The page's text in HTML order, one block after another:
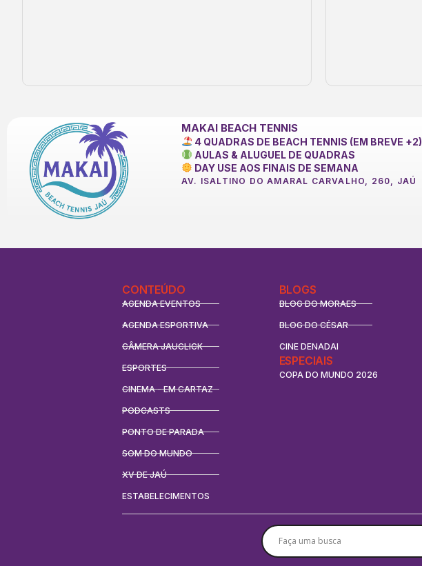
MAKAI BEACH TENNIS
4 QUADRAS DE BEACH TENNIS (EM BREVE +2)
AULAS & ALUGUEL DE QUADRAS
DAY USE AOS FINAIS DE SEMANA
AV. ISALTINO DO AMARAL CARVALHO, 260, JAÚ
CONTEÚDO
AGENDA EVENTOS
AGENDA ESPORTIVA
CÂMERA JAUCLICK
ESPORTES
CINEMA - EM CARTAZ
PODCASTS
PONTO DE PARADA
SOM DO MUNDO
XV DE JAÚ
ESTABELECIMENTOS
BLOGS
BLOG DO MORAES
BLOG DO CÉSAR
CINE DENADAI
ESPECIAIS
COPA DO MUNDO 2026